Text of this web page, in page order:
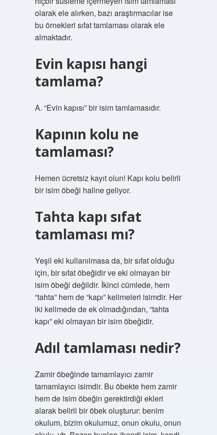
olarak ele alırken, bazı araştırmacılar ise
bu örnekleri sıfat tamlaması olarak ele
almaktadır.
Evin kapısı hangi
tamlama?
A. “Evin kapısı” bir isim tamlamasıdır.
Kapının kolu ne
tamlaması?
Hemen ücretsiz kayıt olun! Kapı kolu belirli
bir isim öbeği haline geliyor.
Tahta kapı sıfat
tamlaması mı?
Yeşil eki kullanılmasa da, bir sıfat olduğu
için, bir sıfat öbeğidir ve eki olmayan bir
isim öbeği değildir. İkinci cümlede, hem
“tahta” hem de “kapı” kelimeleri isimdir. Her
iki kelimede de ek olmadığından, “tahta
kapı” eki olmayan bir isim öbeğidir.
Adıl tamlaması nedir?
Zamir öbeğinde tamamlayıcı zamir
tamamlayıcı isimdir. Bu öbekte hem zamir
hem de isim öbeğin gerektirdiği ekleri
alarak belirli bir öbek oluşturur: benim
okulum, bizim okulumuz, onun okulu, onun